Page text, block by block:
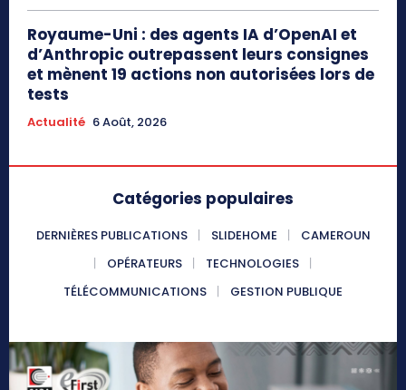
Royaume-Uni : des agents IA d’OpenAI et
d’Anthropic outrepassent leurs consignes
et mènent 19 actions non autorisées lors de
tests
Actualité 6 Août, 2026
Catégories populaires
DERNIÈRES PUBLICATIONS SLIDEHOME
CAMEROUN
OPÉRATEURS
TECHNOLOGIES
TÉLÉCOMMUNICATIONS
GESTION PUBLIQUE